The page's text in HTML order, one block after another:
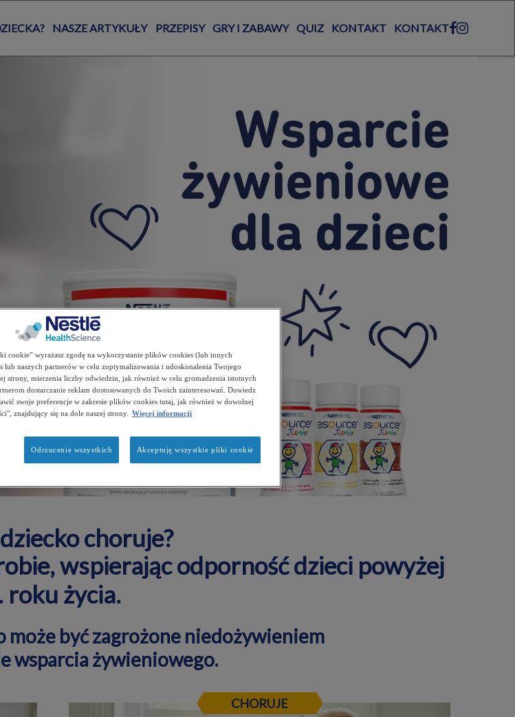
NASZE ARTYKUŁY PRZEPISY GRY I ZABAWY QUIZ KONTAKT KONTAKT
choruje?
wspierając odporność dzieci powyżej
roku życia.
może być zagrożone niedożywieniem
wsparcia żywieniowego.
CHORUJE
cookie” wyrażasz zgodę na wykorzystanie plików cookies (lub innych
naszych partnerów w celu zoptymalizowania i udoskonalenia Twojego
strony, mierzenia liczby odwiedzin, jak również w celu gromadzenia istotnych
dostarczanie reklam dostosowanych do Twoich zainteresowań. Dowiedz
swoje preferencje w zakresie plików cookies tutaj, jak również w dowolnej
znajdujący się na dole naszej strony. Więcej informacji
Odrzucenie wszystkich Akceptuję wszystkie pliki cookie